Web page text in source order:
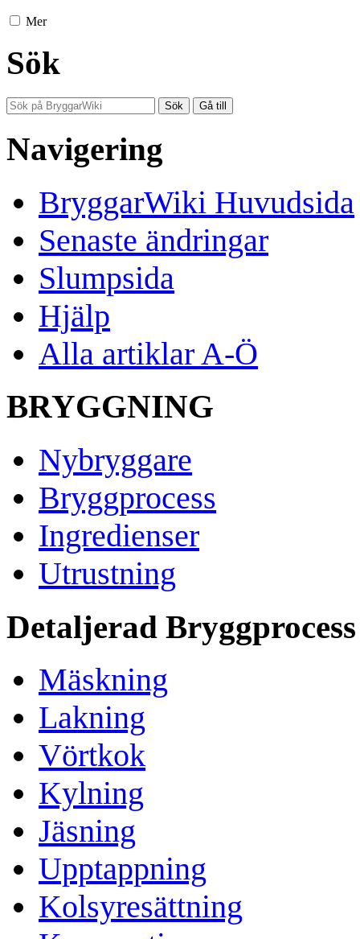
Mer
Sök
Navigering
BryggarWiki Huvudsida
Senaste ändringar
Slumpsida
Hjälp
Alla artiklar A-Ö
BRYGGNING
Nybryggare
Bryggprocess
Ingredienser
Utrustning
Detaljerad Bryggprocess
Mäskning
Lakning
Vörtkok
Kylning
Jäsning
Upptappning
Kolsyresättning